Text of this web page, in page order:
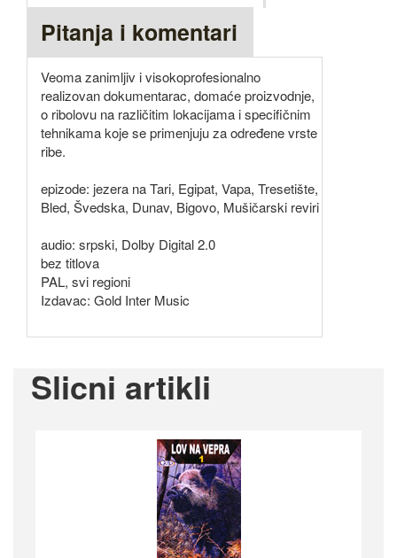
Pitanja i komentari
Veoma zanimljiv i visokoprofesionalno
realizovan dokumentarac, domaće proizvodnje,
o ribolovu na različitim lokacijama i specifičnim
tehnikama koje se primenjuju za određene vrste
ribe.
epizode: jezera na Tari, Egipat, Vapa, Tresetište,
Bled, Švedska, Dunav, Bigovo, Mušičarski reviri
audio: srpski, Dolby Digital 2.0
bez titlova
PAL, svi regioni
Izdavac: Gold Inter Music
Slicni artikli